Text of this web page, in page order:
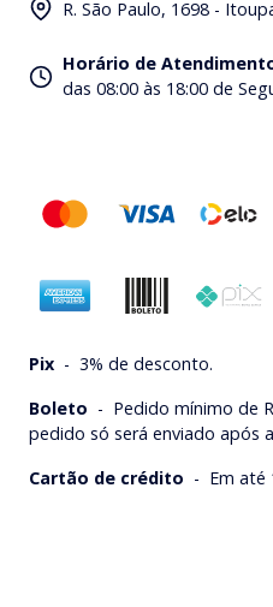
R. São Paulo, 1698 -
Horário de
das 08:00 às 18:00 de
Pix - 3% de desconto.
Boleto - Pedido mínimo de
pedido só será enviado após
Cartão de crédito - Em até